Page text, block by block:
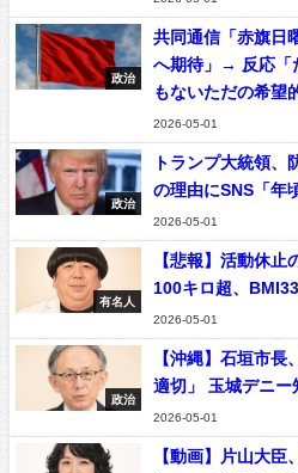
政治
共同通信「赤旗日
へ期待」→ 反応「
もないただの希望
2026-05-01
政治
トランプ大統領
の理由にSNS「年
2026-05-01
有名人
【悲報】活動休
100キロ超、
2026-05-01
政治
【沖縄】石垣市長
適切」 玉城デニー
2026-05-01
【動画】片山大臣